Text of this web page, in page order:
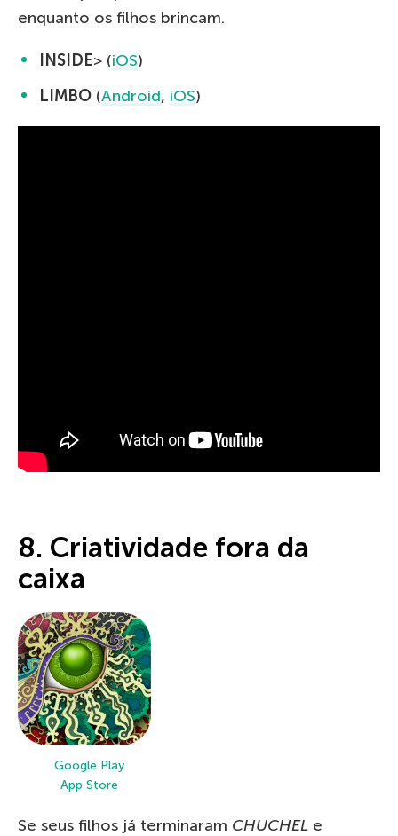
enquanto os filhos brincam.
INSIDE> (iOS)
LIMBO (Android, iOS)
8. Criatividade fora da
caixa
Google Play
App Store
Se seus filhos já terminaram CHUCHEL e